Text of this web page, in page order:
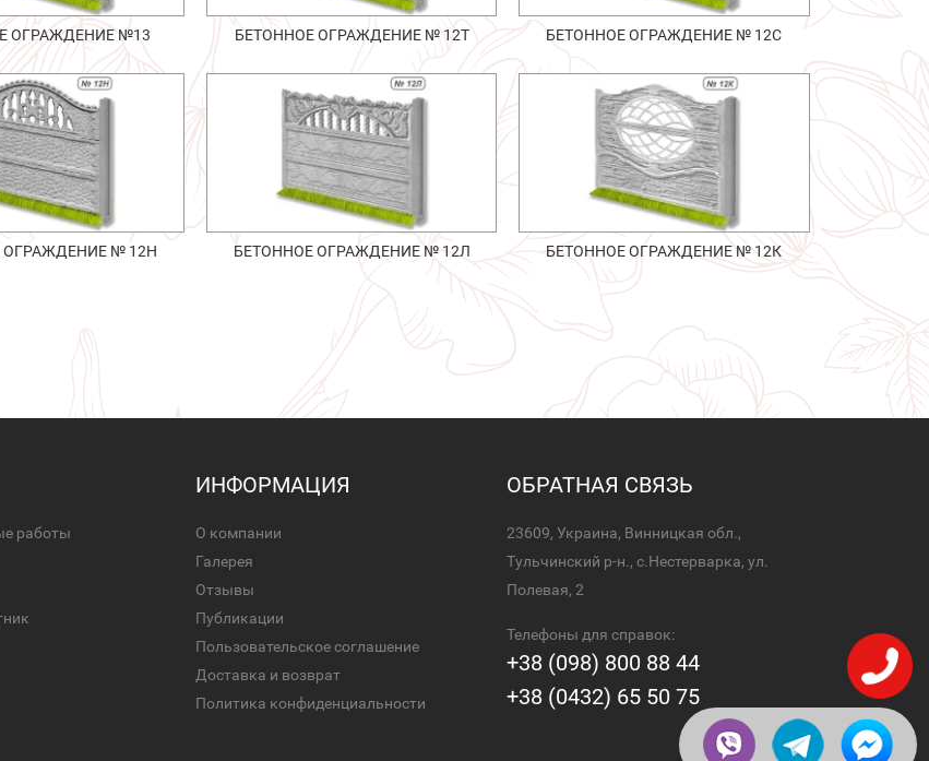
ОГРАЖДЕНИЕ №13 БЕТОННОЕ ОГРАЖДЕНИЕ № 12Т БЕТОННОЕ ОГРАЖДЕНИЕ № 12С
ОГРАЖДЕНИЕ № 12Н БЕТОННОЕ ОГРАЖДЕНИЕ № 12Л БЕТОННОЕ ОГРАЖДЕНИЕ № 12К
работы
ИНФОРМАЦИЯ
О компании
Галерея
Отзывы
Публикации
Пользовательское соглашение
Доставка и возврат
Политика конфиденциальности
ОБРАТНАЯ СВЯЗЬ
23609, Украина, Винницкая обл.,
Тульчинский р-н., с.Нестерварка, ул.
Полевая, 2
Телефоны для справок:
+38 (098) 800 88 44
+38 (0432) 65 50 75